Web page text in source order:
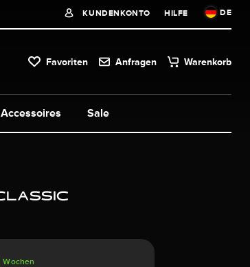
KUNDENKONTO HILFE DE
Favoriten Anfragen Warenkorb
Accessoires Sale
Wochen